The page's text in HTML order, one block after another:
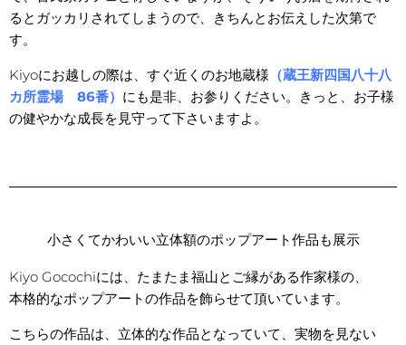
るとガッカリされてしまうので、きちんとお伝えした次第で
す。
Kiyoにお越しの際は、すぐ近くのお地蔵様 （蔵王新四国八十八
カ所霊場 86番） にも是非、お参りください。きっと、お子様
の健やかな成長を見守って下さいますよ。
小さくてかわいい立体額のポップアート作品も展示
Kiyo Gocochiには、たまたま福山とご縁がある作家様の、
本格的なポップアートの作品を飾らせて頂いています。
こちらの作品は、立体的な作品となっていて、実物を見ない